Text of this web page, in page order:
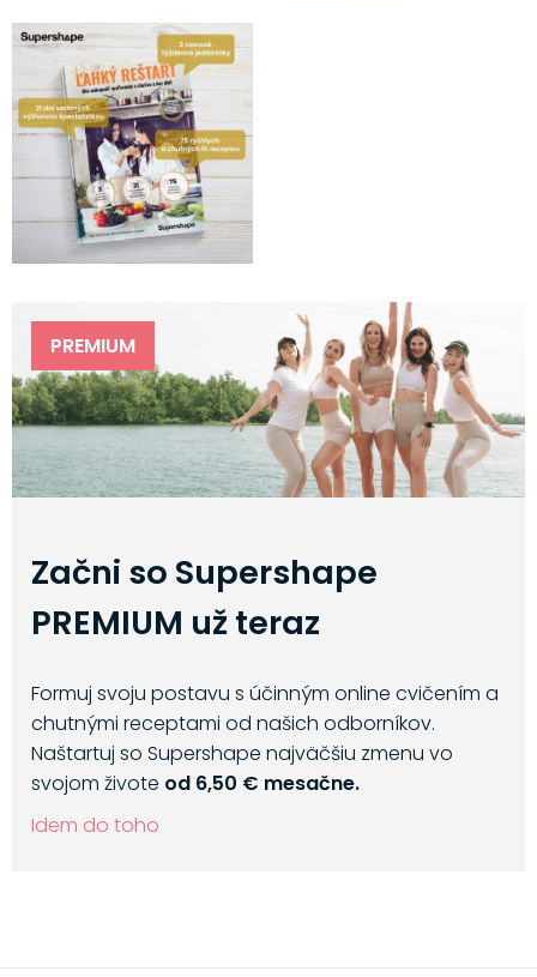
PREMIUM
Začni so Supershape
PREMIUM už teraz
Formuj svoju postavu s účinným online cvičením a
chutnými receptami od našich odborníkov.
Naštartuj so Supershape najväčšiu zmenu vo
svojom živote od 6,50 € mesačne.
Idem do toho